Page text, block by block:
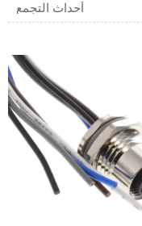
أحداث التجمع